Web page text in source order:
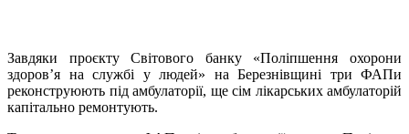
Завдяки проєкту Світового банку «Поліпшення охорони
здоров’я на службі у людей» на Березнівщині три ФАПи
реконструюють під амбулаторії, ще сім лікарських амбулаторій
капітально ремонтують.